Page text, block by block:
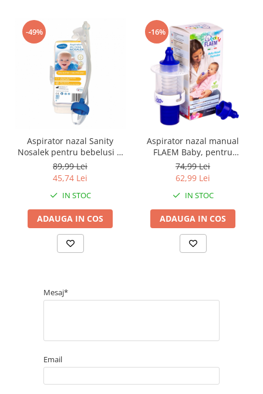
-49%
Aspirator nazal Sanity
Nosalek pentru bebelusi si
copii
89,99 Lei
45,74 Lei
IN STOC
ADAUGA IN COS
-16%
Aspirator nazal manual
FLAEM Baby, pentru
bebelusi si copii,
Alb/Albastru, AC0423P
74,99 Lei
62,99 Lei
IN STOC
ADAUGA IN COS
Mesaj*
Email